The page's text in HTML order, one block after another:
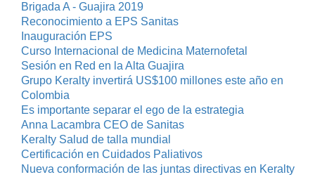
Brigada A - Guajira 2019
Reconocimiento a EPS Sanitas
Inauguración EPS
Curso Internacional de Medicina Maternofetal
Sesión en Red en la Alta Guajira
Grupo Keralty invertirá US$100 millones este año en
Colombia
Es importante separar el ego de la estrategia
Anna Lacambra CEO de Sanitas
Keralty Salud de talla mundial
Certificación en Cuidados Paliativos
Nueva conformación de las juntas directivas en Keralty